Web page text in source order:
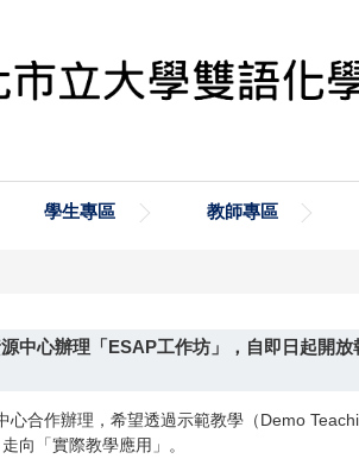
學生專區 教師專區
中心辦理「ESAP工作坊」，自即日起開
合作辦理，希望透過示範教學（Demo
向「實際教學應用」。